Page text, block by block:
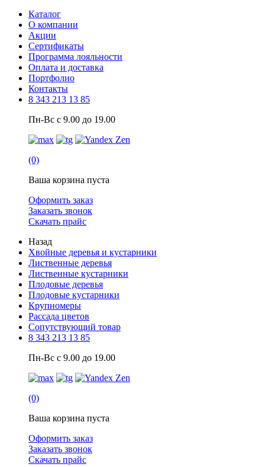
Каталог
О компании
Акции
Сертификаты
Программа лояльности
Оплата и доставка
Портфолио
Контакты
8 343 213 13 85
Пн-Вс с 9.00 до 19.00
(0)
Ваша корзина пуста
Оформить заказ
Заказать звонок
Скачать прайс
Назад
Хвойные деревья и кустарники
Лиственные деревья
Лиственные кустарники
Плодовые деревья
Плодовые кустарники
Крупномеры
Рассада цветов
Сопутствующий товар
8 343 213 13 85
Пн-Вс с 9.00 до 19.00
(0)
Ваша корзина пуста
Оформить заказ
Заказать звонок
Скачать прайс